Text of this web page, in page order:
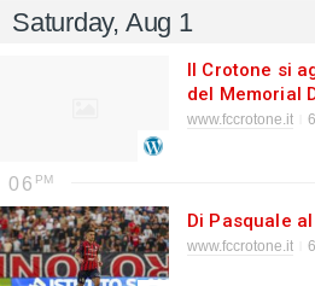
Saturday, Aug 1
Il Crotone si
del Memorial
www.fccrotone.it
06
Di Pasquale
www.fccrotone.it